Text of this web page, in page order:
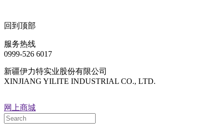
回到顶部
服务热线
0999-526 6017
新疆伊力特实业股份有限公司
XINJIANG YILITE INDUSTRIAL CO., LTD.
网上商城